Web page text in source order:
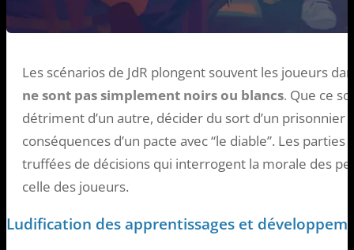
Les scénarios de JdR plongent souvent les joueurs
ne sont pas simplement noirs ou blancs. Que ce
détriment d’un autre, décider du sort d’un prisonnier
conséquences d’un pacte avec “le diable”. Les
truffées de décisions qui interrogent la morale des
celle des joueurs.
Ludification des apprentissages et